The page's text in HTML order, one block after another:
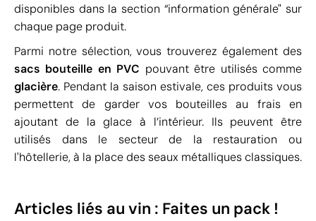
disponibles dans la section “information générale" sur
chaque page produit.
Parmi notre sélection, vous trouverez également des
sacs bouteille en PVC pouvant être utilisés comme
glacière. Pendant la saison estivale, ces produits vous
permettent de garder vos bouteilles au frais en
ajoutant de la glace à l’intérieur. Ils peuvent être
utilisés dans le secteur de la restauration ou
l'hôtellerie, à la place des seaux métalliques classiques.
Articles liés au vin : Faites un pack !